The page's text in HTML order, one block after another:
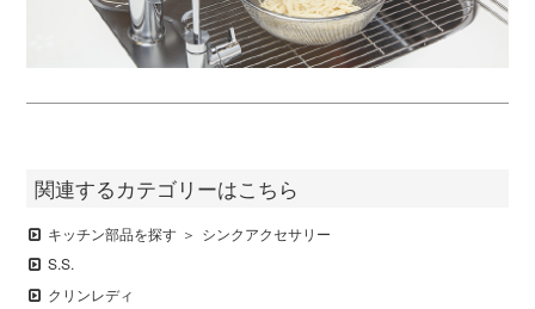
関連するカテゴリーはこちら
キッチン部品を探す
シンクアクセサリー
S.S.
クリンレディ